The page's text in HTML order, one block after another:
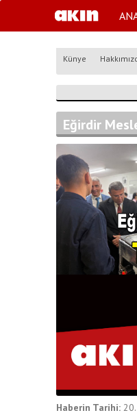
Künye
Eğirdir
Haberin Tarihi: